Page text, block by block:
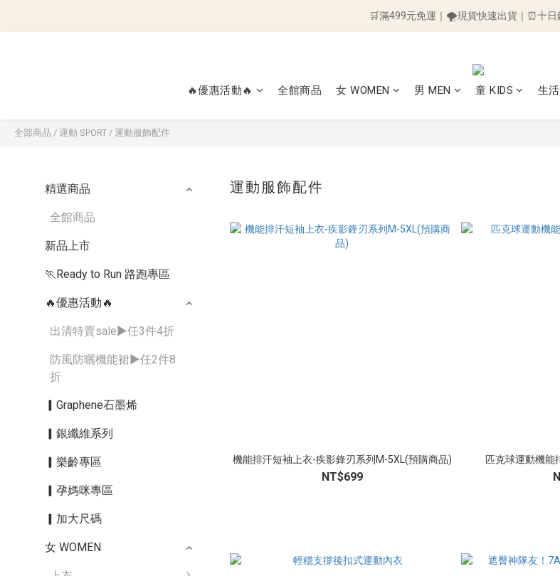
🛒滿499元免運｜🌪️現貨快速出貨｜⏰十日
🛒滿499元免運｜🌪️現貨快速出貨｜⏰十日
🔥優惠活動🔥 全館商品 女 WOMEN 男 MEN 童 KIDS 生
全部商品 / 運動 SPORT / 運動服飾配件
精選商品
全館商品
新品上市
🏃Ready to Run 路跑專區
🔥優惠活動🔥
出清特賣sale▶︎任3件4折
防風防曬機能裙▶︎任2件8
折
▎Graphene石墨烯
▎銀纖維系列
▎樂齡專區
▎孕媽咪專區
▎加大尺碼
女 WOMEN
運動服飾配件
機能排汗短袖上衣-疾影鋒刃系列M-5XL(預購商品)
NT$699
匹克球運動機能